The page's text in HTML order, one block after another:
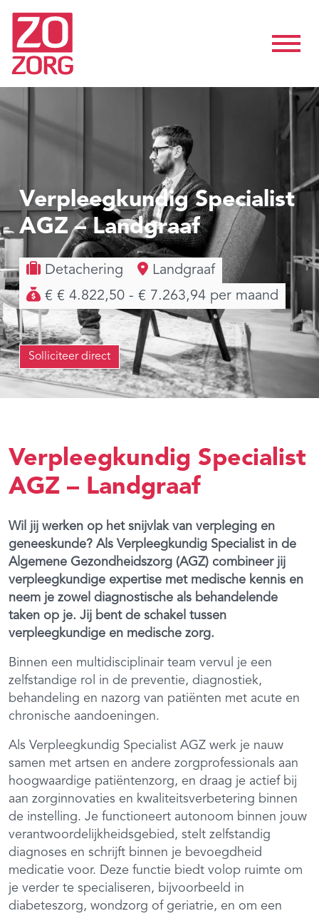
Verpleegkundig Specialist
AGZ – Landgraaf
Detachering
Landgraaf
€ € 4.822,50 - € 7.263,94 per maand
Solliciteer direct
Verpleegkundig Specialist
AGZ – Landgraaf
Wil jij werken op het snijvlak van verpleging en
geneeskunde? Als Verpleegkundig Specialist in de
Algemene Gezondheidszorg (AGZ) combineer jij
verpleegkundige expertise met medische kennis en
neem je zowel diagnostische als behandelende
taken op je. Jij bent de schakel tussen
verpleegkundige en medische zorg.
Binnen een multidisciplinair team vervul je een
zelfstandige rol in de preventie, diagnostiek,
behandeling en nazorg van patiënten met acute en
chronische aandoeningen.
Als Verpleegkundig Specialist AGZ werk je nauw
samen met artsen en andere zorgprofessionals aan
hoogwaardige patiëntenzorg, en draag je actief bij
aan zorginnovaties en kwaliteitsverbetering binnen
de instelling. Je functioneert autonoom binnen jouw
verantwoordelijkheidsgebied, stelt zelfstandig
diagnoses en schrijft binnen je bevoegdheid
medicatie voor. Deze functie biedt volop ruimte om
je verder te specialiseren, bijvoorbeeld in
diabeteszorg, wondzorg of geriatrie, en om een